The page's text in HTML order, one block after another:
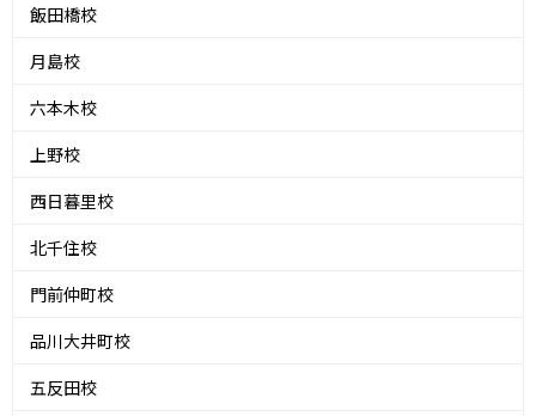
飯田橋校
月島校
六本木校
上野校
西日暮里校
北千住校
門前仲町校
品川大井町校
五反田校